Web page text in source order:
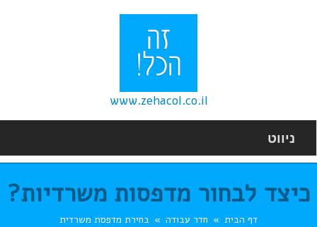
www.zehacol.co.il
ניווט
כיצד לבחור מדפסות משרדיות?
דף הבית חדר עבודה בחירת מדפסת משרדית